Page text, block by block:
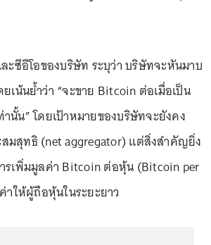
ะซีอีโอของบริษัท ระบุว่า บริษัทจะหันมาบ
เน้นย้ำว่า “จะขาย Bitcoin ต่อเมื่อเป็น
นั้น” โดยเป้าหมายของบริษัทจะยังคง
มสุทธิ (net aggregator) แต่สิ่งสำคัญยิ่ง
รเพิ่มมูลค่า Bitcoin ต่อหุ้น (Bitcoin per
าให้ผู้ถือหุ้นในระยะยาว